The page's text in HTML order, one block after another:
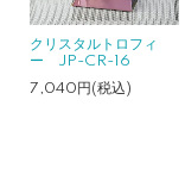
クリスタルトロフィ
ー JP-CR-16
7,040円(税込)